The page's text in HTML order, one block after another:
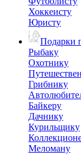
Хоккеисту
Юристу
Подарки
Рыбаку
Охотнику
Грибнику
Байкеру
Дачнику
Курильщику
Меломану